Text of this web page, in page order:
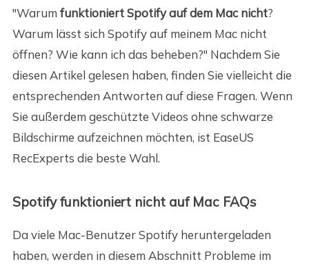
"Warum funktioniert Spotify auf dem Mac nicht?
Warum lässt sich Spotify auf meinem Mac nicht
öffnen? Wie kann ich das beheben?" Nachdem Sie
diesen Artikel gelesen haben, finden Sie vielleicht die
entsprechenden Antworten auf diese Fragen. Wenn
Sie außerdem geschützte Videos ohne schwarze
Bildschirme aufzeichnen möchten, ist EaseUS
RecExperts die beste Wahl.
Spotify funktioniert nicht auf Mac FAQs
Da viele Mac-Benutzer Spotify heruntergeladen
haben, werden in diesem Abschnitt Probleme im